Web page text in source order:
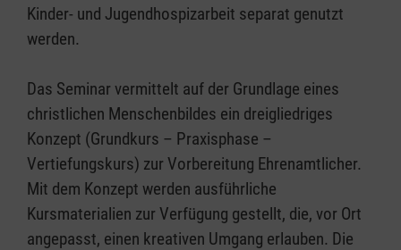
Kinder- und Jugendhospizarbeit separat genutzt
werden.
Das Seminar vermittelt auf der Grundlage eines
christlichen Menschenbildes ein dreigliedriges
Konzept (Grundkurs – Praxisphase –
Vertiefungskurs) zur Vorbereitung Ehrenamtlicher.
Mit dem Konzept werden ausführliche
Kursmaterialien zur Verfügung gestellt, die, vor Ort
angepasst, einen kreativen Umgang erlauben. Die